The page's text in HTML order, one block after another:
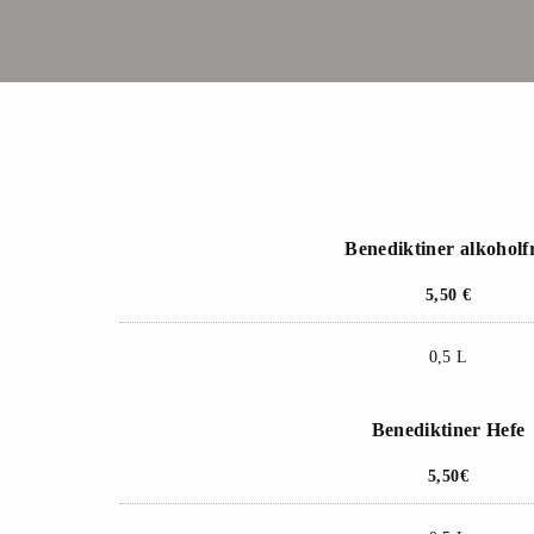
Benediktiner
5,50 €
0,5 L
Benediktiner Hefe
5,50€